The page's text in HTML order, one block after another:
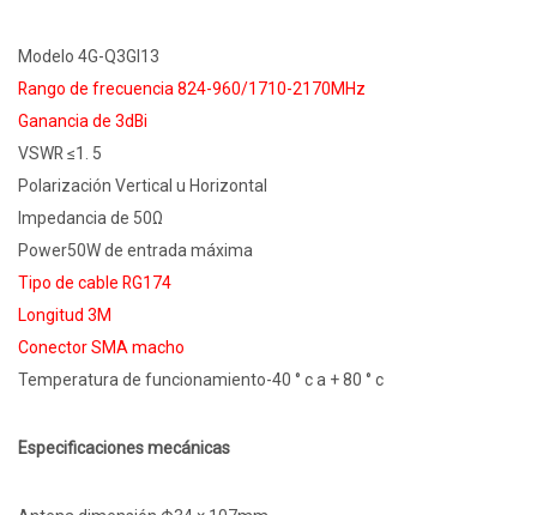
Modelo 4G-Q3GI13
Rango de frecuencia 824-960/1710-2170MHz
Ganancia de 3dBi
VSWR ≤1. 5
Polarización Vertical u Horizontal
Impedancia de 50Ω
Power50W de entrada máxima
Tipo de cable RG174
Longitud 3M
Conector SMA macho
Temperatura de funcionamiento-40 ° c a + 80 ° c
Especificaciones mecánicas